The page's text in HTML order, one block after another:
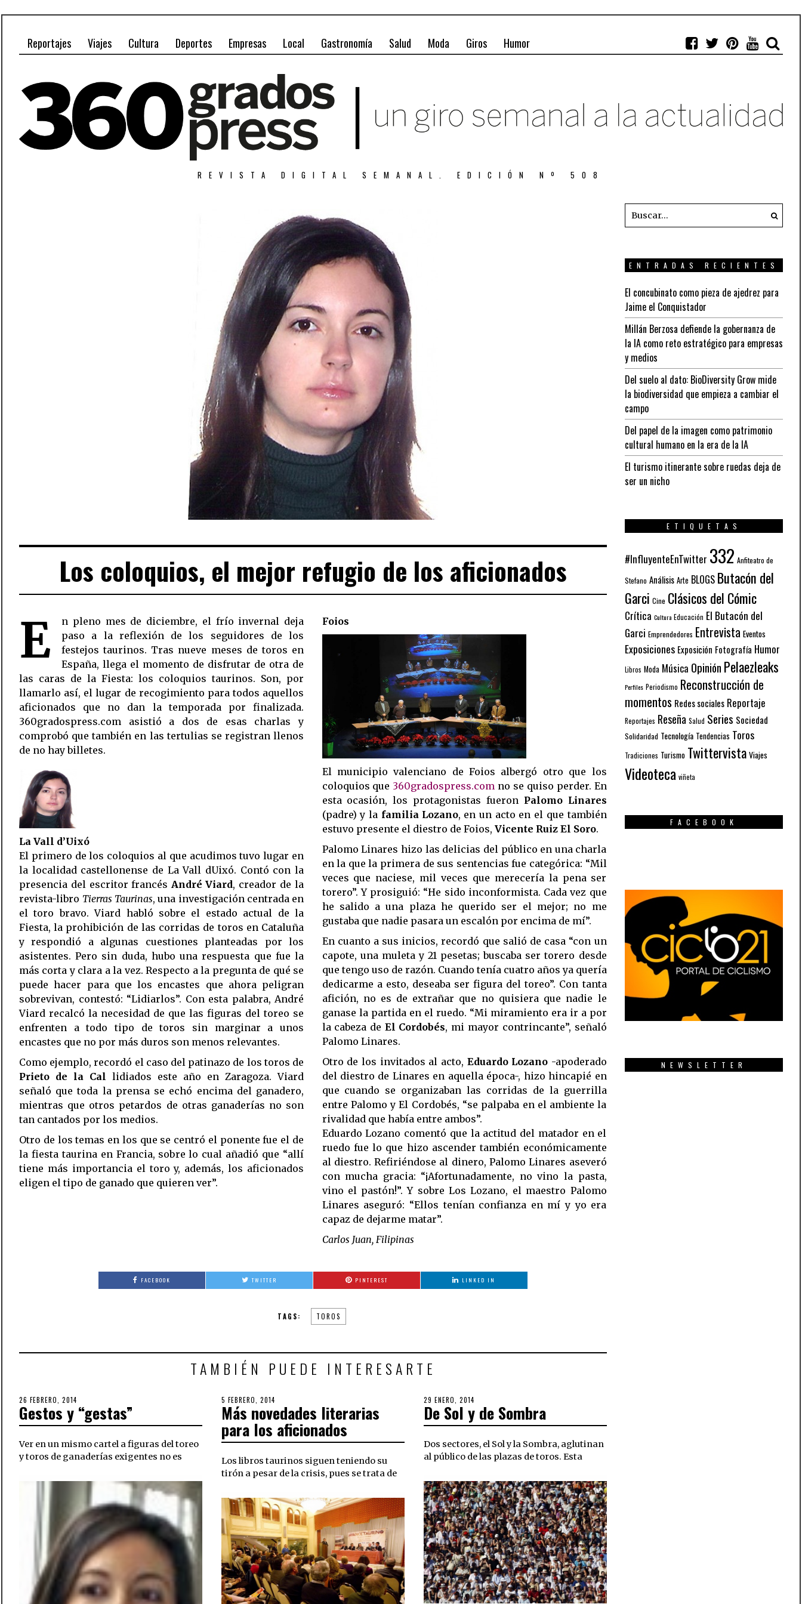
Reportajes Viajes Cultura Deportes Empresas Local Gastronomía Salud Moda Giros Humor
REVISTA DIGITAL SEMANAL. EDICIÓN Nº 508
Los coloquios, el mejor refugio de los aficionados
E
n pleno mes de diciembre, el frío invernal deja
paso a la reflexión de los seguidores de los
festejos taurinos. Tras nueve meses de toros en
España, llega el momento de disfrutar de otra de
las caras de la Fiesta: los coloquios taurinos. Son, por
llamarlo así, el lugar de recogimiento para todos aquellos
aficionados que no dan la temporada por finalizada.
360gradospress.com asistió a dos de esas charlas y
comprobó que también en las tertulias se registran llenos
de no hay billetes.
La Vall d’Uixó
El primero de los coloquios al que acudimos tuvo lugar en
la localidad castellonense de La Vall dUixó. Contó con la
presencia del escritor francés André Viard, creador de la
revista-libro Tierras Taurinas, una investigación centrada en
el toro bravo. Viard habló sobre el estado actual de la
Fiesta, la prohibición de las corridas de toros en Cataluña
y respondió a algunas cuestiones planteadas por los
asistentes. Pero sin duda, hubo una respuesta que fue la
más corta y clara a la vez. Respecto a la pregunta de qué se
puede hacer para que los encastes que ahora peligran
sobrevivan, contestó: “Lidiarlos”. Con esta palabra, André
Viard recalcó la necesidad de que las figuras del toreo se
enfrenten a todo tipo de toros sin marginar a unos
encastes que no por más duros son menos relevantes.
Como ejemplo, recordó el caso del patinazo de los toros de
Prieto de la Cal lidiados este año en Zaragoza. Viard
señaló que toda la prensa se echó encima del ganadero,
mientras que otros petardos de otras ganaderías no son
tan cantados por los medios.
Otro de los temas en los que se centró el ponente fue el de
la fiesta taurina en Francia, sobre lo cual añadió que “allí
tiene más importancia el toro y, además, los aficionados
eligen el tipo de ganado que quieren ver”.
Foios
El municipio valenciano de Foios albergó otro que los
coloquios que 360gradospress.com no se quiso perder. En
esta ocasión, los protagonistas fueron Palomo Linares
(padre) y la familia Lozano, en un acto en el que también
estuvo presente el diestro de Foios, Vicente Ruiz El Soro.
Palomo Linares hizo las delicias del público en una charla
en la que la primera de sus sentencias fue categórica: “Mil
veces que naciese, mil veces que merecería la pena ser
torero”. Y prosiguió: “He sido inconformista. Cada vez que
he salido a una plaza he querido ser el mejor; no me
gustaba que nadie pasara un escalón por encima de mí”.
En cuanto a sus inicios, recordó que salió de casa “con un
capote, una muleta y 21 pesetas; buscaba ser torero desde
que tengo uso de razón. Cuando tenía cuatro años ya quería
dedicarme a esto, deseaba ser figura del toreo”. Con tanta
afición, no es de extrañar que no quisiera que nadie le
ganase la partida en el ruedo. “Mi miramiento era ir a por
la cabeza de El Cordobés, mi mayor contrincante”, señaló
Palomo Linares.
Otro de los invitados al acto, Eduardo Lozano-apoderado
del diestro de Linares en aquella época-, hizo hincapié en
que cuando se organizaban las corridas de la guerrilla
entre Palomo y El Cordobés, “se palpaba en el ambiente la
rivalidad que había entre ambos”.
Eduardo Lozano comentó que la actitud del matador en el
ruedo fue lo que hizo ascender también económicamente
al diestro. Refiriéndose al dinero, Palomo Linares aseveró
con mucha gracia: “¡Afortunadamente, no vino la pasta,
vino el pastón!”. Y sobre Los Lozano, el maestro Palomo
Linares aseguró: “Ellos tenían confianza en mí y yo era
capaz de dejarme matar”.
Carlos Juan, Filipinas
FACEBOOK TWITTER PINTEREST LINKED IN
TAGS: TOROS
TAMBIÉN PUEDE INTERESARTE
POSTED
ON
26 FEBRERO, 2014
SEPTIEMBRE,
2018
Gestos y “gestas”
Ver en un mismo cartel a figuras del toreo
y toros de ganaderías exigentes no es
POSTED
ON
5 FEBRERO, 2014
SEPTIEMBRE,
2018
Más novedades literarias
para los aficionados
Los libros taurinos siguen teniendo su
tirón a pesar de la crisis, pues se trata de
POSTED
ON
29 ENERO, 2014
SEPTIEMBRE,
2018
De Sol y de Sombra
Dos sectores, el Sol y la Sombra, aglutinan
al público de las plazas de toros. Esta
ENTRADAS RECIENTES
El concubinato como pieza de ajedrez para
Jaime el Conquistador
Millán Berzosa defiende la gobernanza de
la IA como reto estratégico para empresas
y medios
Del suelo al dato: BioDiversity Grow mide
la biodiversidad que empieza a cambiar el
campo
Del papel de la imagen como patrimonio
cultural humano en la era de la IA
El turismo itinerante sobre ruedas deja de
ser un nicho
ETIQUETAS
#InfluyenteEnTwitter 332 Anfiteatro de
Stefano Análisis Arte BLOGS Butacón del
Garci Cine Clásicos del Cómic
Crítica Cultura Educación El Butacón del
Garci Emprendedores Entrevista Eventos
Exposiciones Exposición Fotografía Humor
Libros Moda Música Opinión Pelaezleaks
Perfiles Periodismo Reconstrucción de
momentos Redes sociales Reportaje
Reportajes Reseña Salud Series Sociedad
Solidaridad Tecnología Tendencias Toros
Tradiciones Turismo Twittervista Viajes
Videoteca viñeta
FACEBOOK
NEWSLETTER